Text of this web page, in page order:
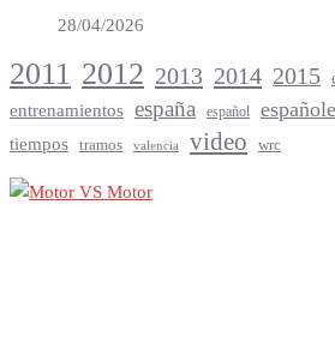
28/04/2026
2011 2012 2013 2014 2015
entrenamientos españa español
tiempos tramos valencia video wrc